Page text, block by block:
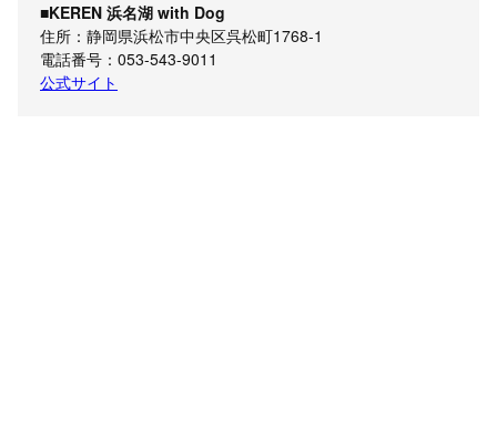
■KEREN 浜名湖 with Dog
住所：静岡県浜松市中央区呉松町1768-1
電話番号：053-543-9011
公式サイト